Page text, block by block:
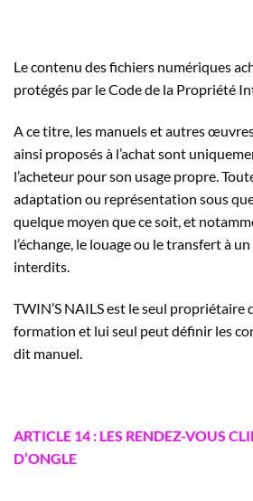
Le contenu des fichiers numériques
protégés par le Code de la Propriété
A ce titre, les manuels et autres
ainsi proposés à l’achat sont
l’acheteur pour son usage propre.
adaptation ou représentation sous
quelque moyen que ce soit, et
l’échange, le louage ou le transfert à
interdits.
TWIN’S NAILS est le seul propriétaire
formation et lui seul peut définir les
dit manuel.
ARTICLE 14 : LES RENDEZ-VOUS
D’ONGLE